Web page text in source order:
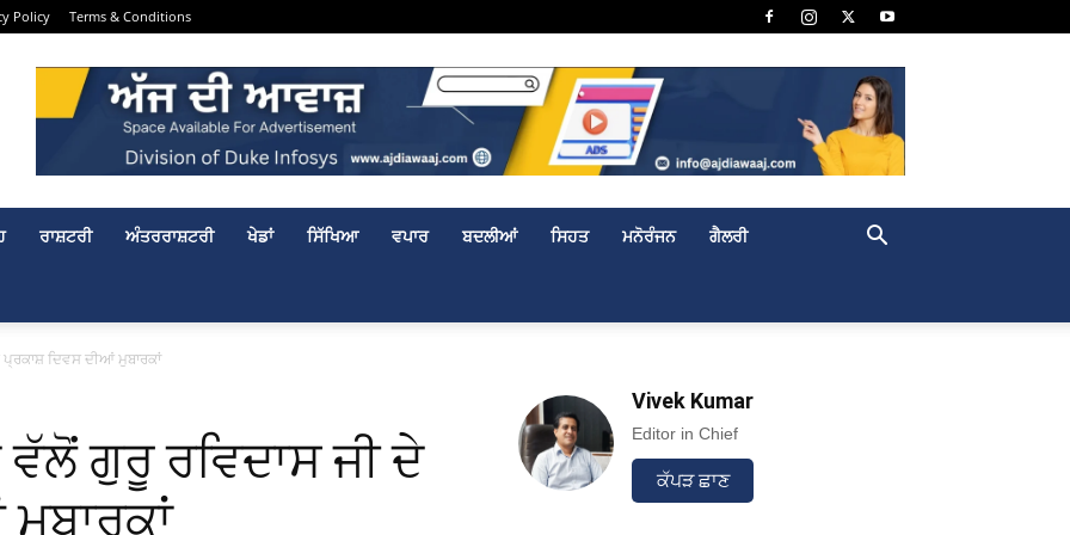
Policy Terms & Conditions
ਰਾਸ਼ਟਰੀ ਅੰਤਰਰਾਸ਼ਟਰੀ ਖੇਡਾਂ ਸਿੱਖਿਆ ਵਪਾਰ ਬਦਲੀਆਂ ਸਿਹਤ ਮਨੋਰੰਜਨ ਗੈਲਰੀ
ਦਿਵਸ ਦੀਆਂ ਮੁਬਾਰਕਾਂ
ਗੁਰੂ ਰਵਿਦਾਸ ਜੀ ਦੇ
Vivek Kumar
Editor in Chief
ਕੱਪੜ ਛਾਣ